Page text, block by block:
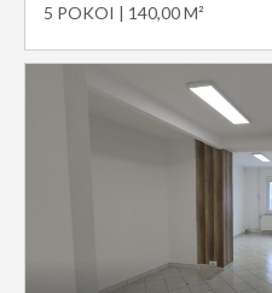
5 POKOI 140,00 M²